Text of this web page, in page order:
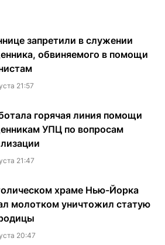
запретили в служении
обвиняемого в помощи
21:57
горячая линия помощи
УПЦ по вопросам
21:47
храме Нью-Йорка
молотком уничтожил статую
20:47